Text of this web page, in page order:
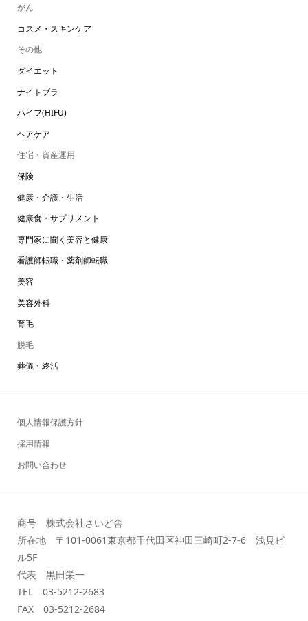
がん
コスメ・スキンケア
その他
ダイエット
ナイトブラ
ハイフ(HIFU)
ヘアケア
住宅・資産運用
保険
健康・介護・生活
健康食・サプリメント
専門家に聞く美容と健康
看護師転職・薬剤師転職
美容
美容外科
育毛
脱毛
葬儀・終活
個人情報保護方針
採用情報
お問い合わせ
商号 株式会社さいど舎
所在地 〒101-0061東京都千代田区神田三崎町2-7-6 浅見ビ
ル5F
代表 黒田栄一
TEL 03-5212-2683
FAX 03-5212-2684